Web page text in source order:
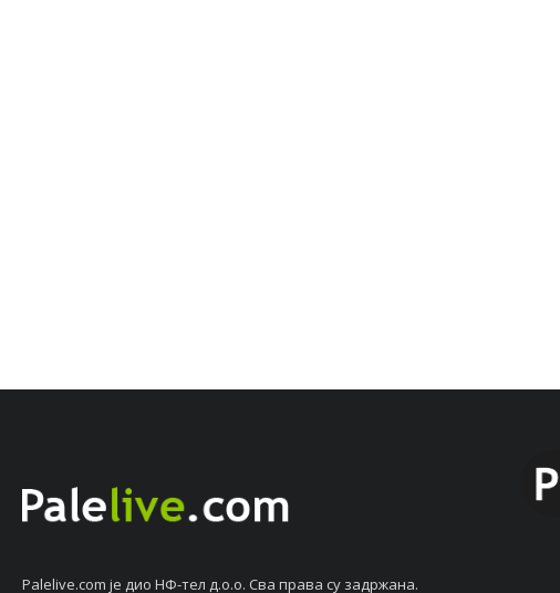
Palelive.com јe дио НФ-тeл д.о.о. Сва права су задржана.